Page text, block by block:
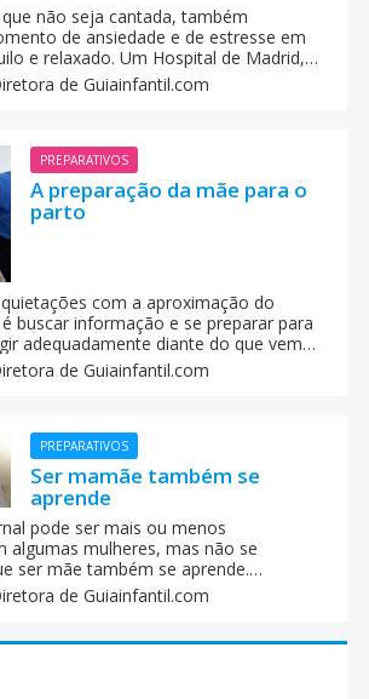
não seja cantada, também
de ansiedade e de estresse em
e relaxado. Um Hospital de Madrid,
musicais por toda área de
com que as gestantes deem a luz
de Guiainfantil.com
PREPARATIVOS
A preparação da mãe para o
parto
com a aproximação do
buscar informação e se preparar para
adequadamente diante do que vem
indicam cursos de
o parto, também chamados de
de Guiainfantil.com
PREPARATIVOS
Ser mamãe também se
aprende
pode ser mais ou menos
algumas mulheres, mas não se
ser mãe também se aprende.
sabe muito bem o que lhe espera e
tem o seu bebê recém-nascido
de Guiainfantil.com